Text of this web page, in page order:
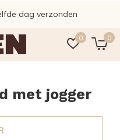
0 0
dag verzonden
met jogger